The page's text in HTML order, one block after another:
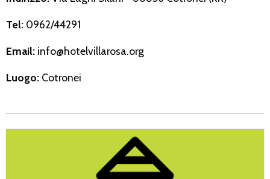
Tel: 0962/44291
Email: info@hotelvillarosa.org
Luogo: Cotronei
Angotti Luca Ristorante Pizzeria Rosticceria La Silana